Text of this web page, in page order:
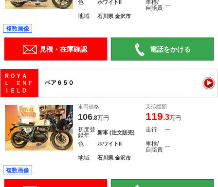
色 ホワイトII
車検/
自賠責 ―
地域 石川県 金沢市
複数画像
見積・在庫確認 電話をかける
ＲＯＹＡ
Ｌ ＥＮＦ
ＩＥＬＤ
ベア６５０
車両価格
106.8万円
支払総額
119.3万円
初度登
録年
新車 (注文販売) 走行 ―
色 ホワイトII
車検/
自賠責 ―
地域 石川県 金沢市
複数画像